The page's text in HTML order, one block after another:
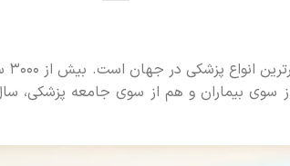
بیماران و هم از سوی جامعه پزشکی،